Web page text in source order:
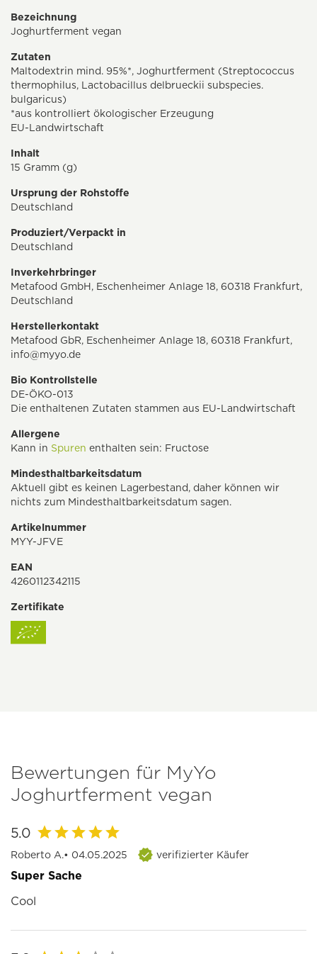
Bezeichnung
Joghurtferment vegan
Zutaten
Maltodextrin mind. 95%*, Joghurtferment (Streptococcus
thermophilus, Lactobacillus delbrueckii subspecies.
bulgaricus)
*aus kontrolliert ökologischer Erzeugung
EU-Landwirtschaft
Inhalt
15 Gramm (g)
Ursprung der Rohstoffe
Deutschland
Produziert/Verpackt in
Deutschland
Inverkehrbringer
Metafood GmbH, Eschenheimer Anlage 18, 60318 Frankfurt,
Deutschland
Herstellerkontakt
Metafood GbR, Eschenheimer Anlage 18, 60318 Frankfurt,
info@myyo.de
Bio Kontrollstelle
DE-ÖKO-013
Die enthaltenen Zutaten stammen aus EU-Landwirtschaft
Allergene
Kann in Spuren enthalten sein: Fructose
Mindesthaltbarkeitsdatum
Aktuell gibt es keinen Lagerbestand, daher können wir
nichts zum Mindesthaltbarkeitsdatum sagen.
Artikelnummer
MYY-JFVE
EAN
4260112342115
Zertifikate
Bewertungen für MyYo
Joghurtferment vegan
5.0
Roberto A.• 04.05.2025 verifizierter Käufer
Super Sache
Cool